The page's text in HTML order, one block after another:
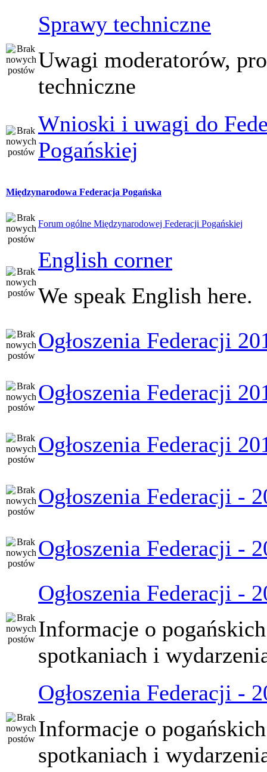
Sprawy techniczne
Uwagi moderatorów,
techniczne
Wnioski i uwagi do
Pogańskiej
Międzynarodowa Federacja Pogańska
Forum ogólne Międzynarodowej Federacji Pogańskiej
English corner
We speak English here.
Ogłoszenia Federacji
Ogłoszenia Federacji
Ogłoszenia Federacji
Ogłoszenia Federacji -
Ogłoszenia Federacji -
Ogłoszenia Federacji -
Informacje o pogańskich
spotkaniach i
Ogłoszenia Federacji -
Informacje o pogańskich
spotkaniach i